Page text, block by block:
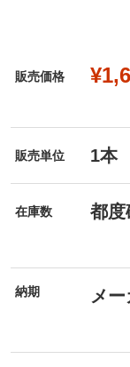
販売価格
販売単位 1本
在庫数 都度
納期 メ